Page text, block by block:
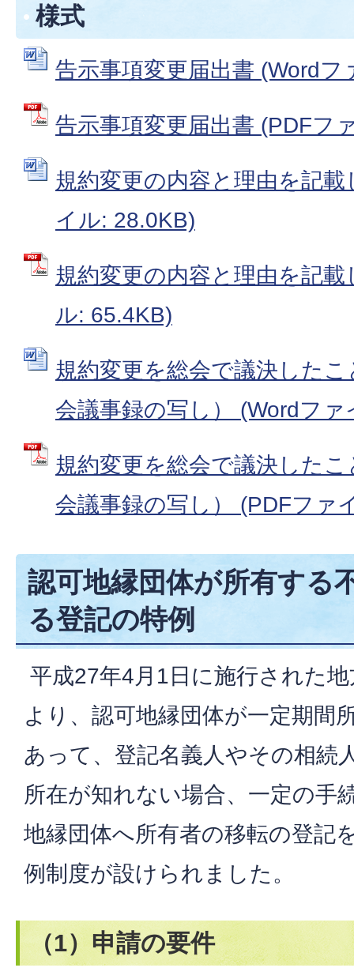
様式
告示事項変更届出書 (Wordフ
告示事項変更届出書 (PDFフ
規約変更の内容と理由を記
イル: 28.0KB)
規約変更の内容と理由を記
ル: 65.4KB)
規約変更を総会で議決した
会議事録の写し） (Wordフ
規約変更を総会で議決した
会議事録の写し） (PDFファ
認可地縁団体が所有する
る登記の特例
平成27年4月1日に施行された
より、認可地縁団体が一定期間
あって、登記名義人やその相続
所在が知れない場合、一定の手
地縁団体へ所有者の移転の登記
例制度が設けられました。
（1）申請の要件